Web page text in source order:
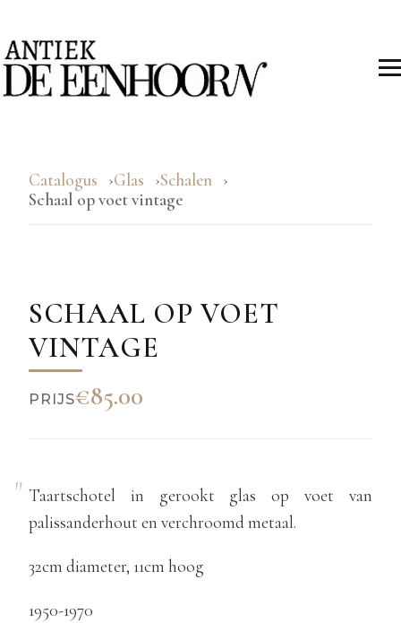
Catalogus Glas
Schalen
Schaal op voet vintage
SCHAAL OP VOET
VINTAGE
PRIJS€85.00
Taartschotel in gerookt glas op voet van
palissanderhout en verchroomd metaal.
32cm diameter, 11cm hoog
1950-1970